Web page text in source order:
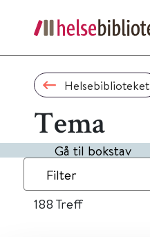
Helsebiblioteket
Tema
Gå til bokstav
Filter
188 Treff